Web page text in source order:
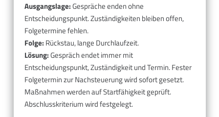
Ausgangslage:Gespräche enden ohne
Entscheidungspunkt. Zuständigkeiten bleiben offen,
Folgetermine fehlen.
Folge: Rückstau, lange Durchlaufzeit.
Lösung:Gespräch endet immer mit
Entscheidungspunkt, Zuständigkeit und Termin. Fester
Folgetermin zur Nachsteuerung wird sofort gesetzt.
Maßnahmen werden auf Startfähigkeit geprüft.
Abschlusskriterium wird festgelegt.